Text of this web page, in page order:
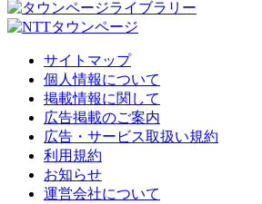
サイトマップ
個人情報について
掲載情報に関して
広告掲載のご案内
広告・サービス取扱い規約
利用規約
お知らせ
運営会社について